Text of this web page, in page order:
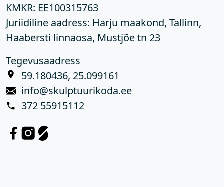
KMKR: EE100315763
Juriidiline aadress: Harju maakond, Tallinn,
Haabersti linnaosa, Mustjõe tn 23
Tegevusaadress
59.180436, 25.099161
info@skulptuurikoda.ee
372 55915112